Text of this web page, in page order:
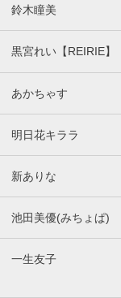
鈴木瞳美
黒宮れい【REIRIE】
あかちゃす
明日花キララ
新ありな
池田美優(みちょぱ)
一生友子